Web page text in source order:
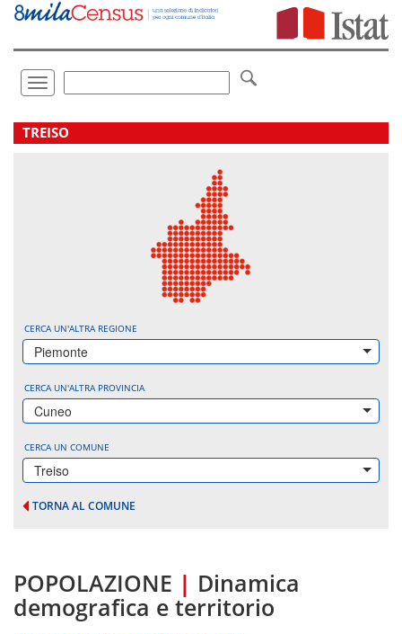
Vai
direttamente
Toggle
navigation
.
TREISO
CERCA UN'ALTRA REGIONE
Piemonte
CERCA UN'ALTRA PROVINCIA
Cuneo
CERCA UN COMUNE
Treiso
TORNA AL COMUNE
POPOLAZIONE | Dinamica
demografica e territorio